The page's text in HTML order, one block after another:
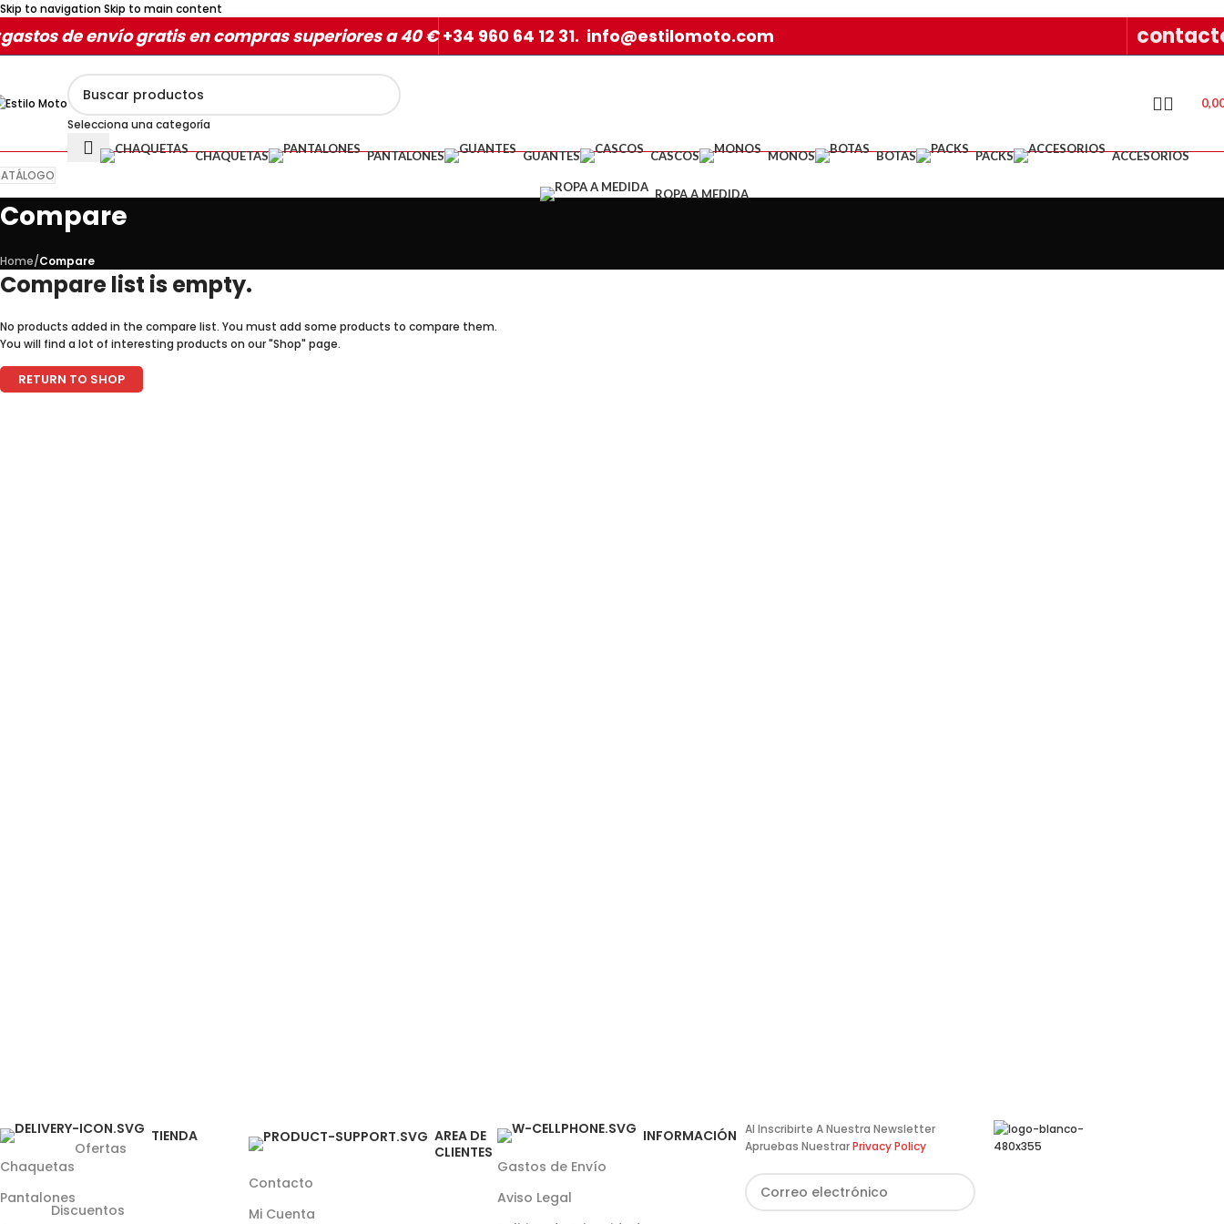
Skip to navigationSkip to main content
de envío gratis en compras superiores a 40 €+34 960 64 12 31. info@estilomoto.com
Selecciona una categoría
CHAQUETAS PANTALONES GUANTES CASCOS MONOS BOTAS PACKS ACCESORIOS
ROPA A MEDIDA
Compare
Home/Compare
Compare list is empty.
No products added in the compare list. You must add some products to compare them.
You will find a lot of interesting products on our "Shop" page.
RETURN TO SHOP
TIENDA
Chaquetas
Ofertas
Pantalones
Discuentos
AREA DE
CLIENTES
Contacto
Mi Cuenta
INFORMACIÓN
Gastos de Envío
Aviso Legal
Al Inscribirte A Nuestra Newsletter
Apruebas NuestrarPrivacy Policy